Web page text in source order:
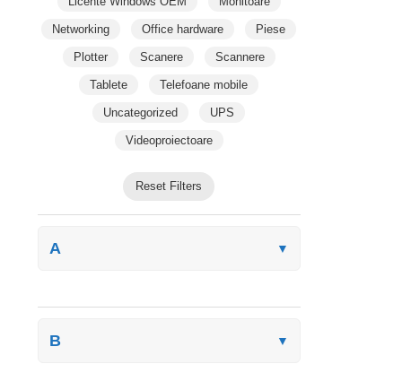
Networking Office hardware Piese
Plotter Scanere Scannere
Tablete Telefoane mobile
Uncategorized UPS
Videoproiectoare
Reset Filters
A ▼
B ▼